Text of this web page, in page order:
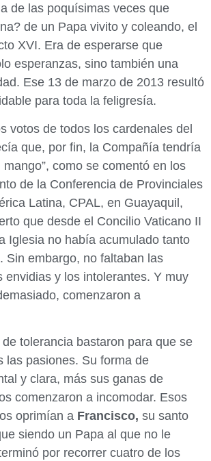
de las poquísimas veces que
de un Papa vivito y coleando, el
XVI. Era de esperarse que
esperanzas, sino también una
Ese 13 de marzo de 2013 resultó
para toda la feligresía.
votos de todos los cardenales del
que, por fin, la Compañía tendría
mango”, como se comentó en los
de la Conferencia de Provinciales
Latina, CPAL, en Guayaquil,
que desde el Concilio Vaticano II
Iglesia no había acumulado tanto
Sin embargo, no faltaban las
envidias y los intolerantes. Y muy
comenzaron a
tolerancia bastaron para que se
las pasiones. Su forma de
y clara, más sus ganas de
comenzaron a incomodar. Esos
oprimían a Francisco, su santo
siendo un Papa al que no le
por recorrer cuatro de los